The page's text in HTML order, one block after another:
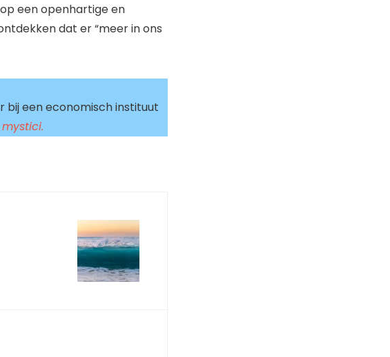
een openhartige en
dat er “meer in ons
bij een economisch instituut